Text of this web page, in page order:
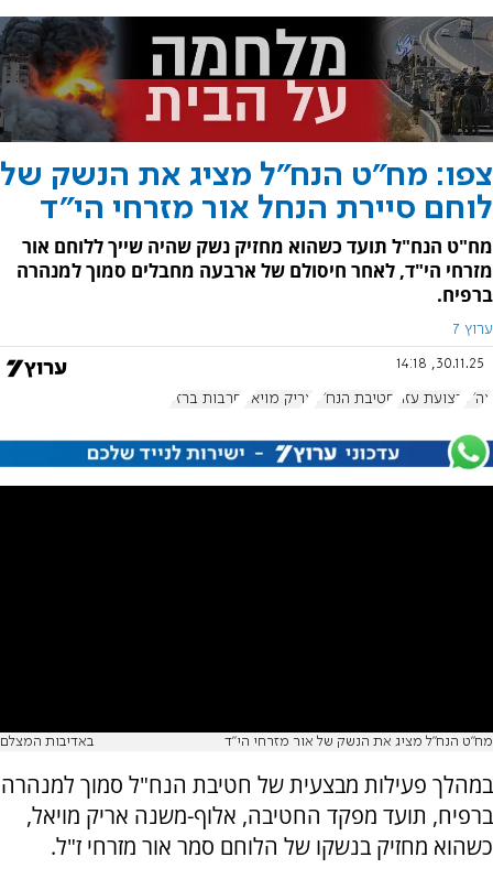
צפו: מח"ט הנח"ל מציג את הנשק של
לוחם סיירת הנחל אור מזרחי הי"ד
מח"ט הנח"ל תועד כשהוא מחזיק נשק שהיה שייך ללוחם אור
מזרחי הי"ד, לאחר חיסולם של ארבעה מחבלים סמוך למנהרה
ברפיח.
ערוץ 7
30.11.25, 14:18
צה"ל רצועת עזה חטיבת הנח"ל אריק מויאל חרבות ברזל
מח"ט הנח"ל מציג את הנשק של אור מזרחי הי"ד באדיבות המצלם
במהלך פעילות מבצעית של חטיבת הנח"ל סמוך למנהרה
ברפיח, תועד מפקד החטיבה, אלוף-משנה אריק מויאל,
כשהוא מחזיק בנשקו של הלוחם סמר אור מזרחי ז"ל.